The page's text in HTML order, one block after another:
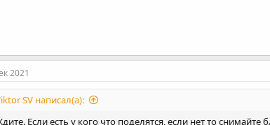
2021
SV написал(а):
Если есть у кого что поделятся, если нет то